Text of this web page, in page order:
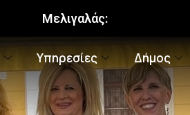
Μελιγαλάς:
Υπηρεσίες
Δήμος